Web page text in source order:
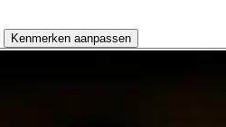
Kenmerken aanpassen